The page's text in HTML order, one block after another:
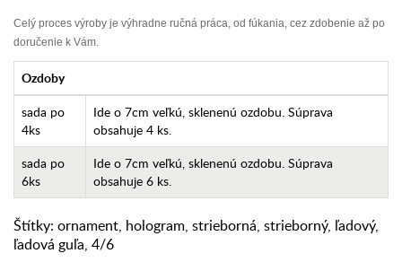
Celý proces výroby je výhradne ručná práca, od fúkania, cez zdobenie až po
doručenie k Vám.
Ozdoby
sada po
4ks
Ide o 7cm veľkú, sklenenú ozdobu. Súprava
obsahuje 4 ks.
sada po
6ks
Ide o 7cm veľkú, sklenenú ozdobu. Súprava
obsahuje 6 ks.
Štítky: ornament, hologram, strieborná, strieborný, ľadový,
ľadová guľa, 4/6